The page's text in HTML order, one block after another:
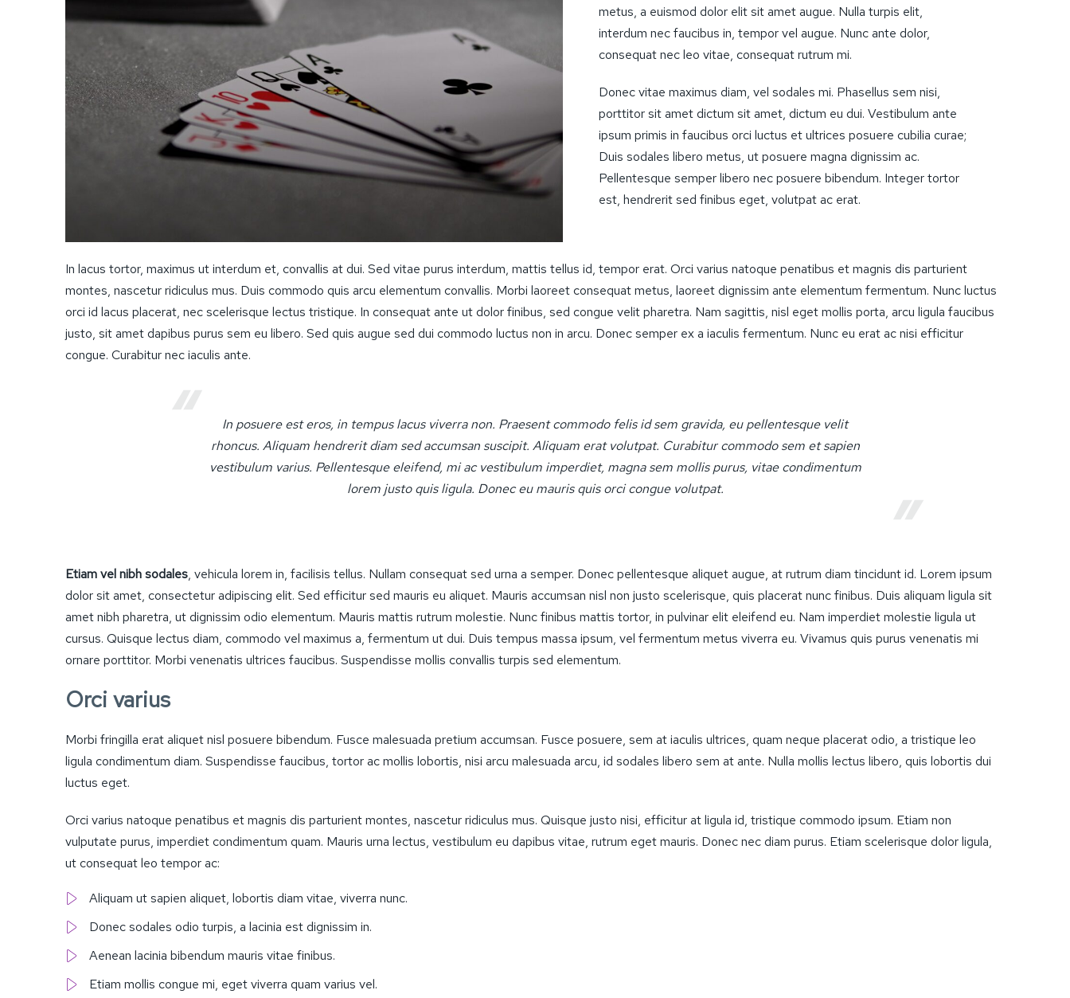
metus, a euismod dolor elit sit amet augue. Nulla turpis elit,
interdum nec faucibus in, tempor vel augue. Nunc ante dolor,
consequat nec leo vitae, consequat rutrum mi.
Donec vitae maximus diam, vel sodales mi. Phasellus sem nisi,
porttitor sit amet dictum sit amet, dictum eu dui. Vestibulum ante
ipsum primis in faucibus orci luctus et ultrices posuere cubilia curae;
Duis sodales libero metus, ut posuere magna dignissim ac.
Pellentesque semper libero nec posuere bibendum. Integer tortor
est, hendrerit sed finibus eget, volutpat ac erat.
In lacus tortor, maximus ut interdum et, convallis at dui. Sed vitae purus interdum, mattis tellus id, tempor erat. Orci varius natoque penatibus et magnis dis parturient
montes, nascetur ridiculus mus. Duis commodo quis arcu elementum convallis. Morbi laoreet consequat metus, laoreet dignissim ante elementum fermentum. Nunc luctus
orci id lacus placerat, nec scelerisque lectus tristique. In consequat ante ut dolor finibus, sed congue velit pharetra. Nam sagittis, nisl eget mollis porta, arcu ligula faucibus
justo, sit amet dapibus purus sem eu libero. Sed quis augue sed dui commodo luctus non in arcu. Donec semper ex a iaculis fermentum. Nunc eu erat ac nisi efficitur
congue. Curabitur nec iaculis ante.
In posuere est eros, in tempus lacus viverra non. Praesent commodo felis id sem gravida, eu pellentesque velit
rhoncus. Aliquam hendrerit diam sed accumsan suscipit. Aliquam erat volutpat. Curabitur commodo sem et sapien
vestibulum varius. Pellentesque eleifend, mi ac vestibulum imperdiet, magna sem mollis purus, vitae condimentum
lorem justo quis ligula. Donec eu mauris quis orci congue volutpat.
Etiam vel nibh sodales, vehicula lorem in, facilisis tellus. Nullam consequat sed urna a semper. Donec pellentesque aliquet augue, at rutrum diam tincidunt id. Lorem ipsum
dolor sit amet, consectetur adipiscing elit. Sed efficitur sed mauris eu aliquet. Mauris accumsan nisl non justo scelerisque, quis placerat nunc finibus. Duis aliquam ligula sit
amet nibh pharetra, ut dignissim odio elementum. Mauris mattis rutrum molestie. Nunc finibus mattis tortor, in pulvinar elit eleifend eu. Nam imperdiet molestie ligula ut
cursus. Quisque lectus diam, commodo vel maximus a, fermentum ut dui. Duis tempus massa ipsum, vel fermentum metus viverra eu. Vivamus quis purus venenatis mi
ornare porttitor. Morbi venenatis ultrices faucibus. Suspendisse mollis convallis turpis sed elementum.
Orci varius
Morbi fringilla erat aliquet nisl posuere bibendum. Fusce malesuada pretium accumsan. Fusce posuere, sem at iaculis ultrices, quam neque placerat odio, a tristique leo
ligula condimentum diam. Suspendisse faucibus, tortor ac mollis lobortis, nisi arcu malesuada arcu, id sodales libero sem at ante. Nulla mollis lectus libero, quis lobortis dui
luctus eget.
Orci varius natoque penatibus et magnis dis parturient montes, nascetur ridiculus mus. Quisque justo nisi, efficitur at ligula id, tristique commodo ipsum. Etiam non
vulputate purus, imperdiet condimentum quam. Mauris urna lectus, vestibulum eu dapibus vitae, rutrum eget mauris. Donec nec diam purus. Etiam scelerisque dolor ligula,
ut consequat leo tempor ac:
Aliquam ut sapien aliquet, lobortis diam vitae, viverra nunc.
Donec sodales odio turpis, a lacinia est dignissim in.
Aenean lacinia bibendum mauris vitae finibus.
Etiam mollis congue mi, eget viverra quam varius vel.